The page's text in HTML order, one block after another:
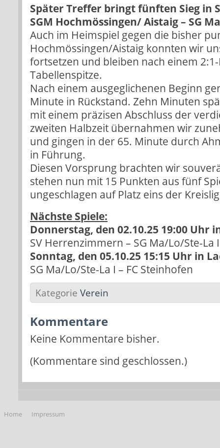
Später Treffer bringt fünften Sieg in
SGM Hochmössingen/ Aistaig – SG
Auch im Heimspiel gegen die bisher
Hochmössingen/Aistaig konnten wir
fortsetzen und bleiben nach einem
Tabellenspitze.
Nach einem ausgeglichenen Beginn
Minute in Rückstand. Zehn Minuten
mit einem präzisen Abschluss der
zweiten Halbzeit übernahmen wir
und gingen in der 65. Minute durch
in Führung.
Diesen Vorsprung brachten wir
stehen nun mit 15 Punkten aus fünf
ungeschlagen auf Platz eins der
Nächste Spiele:
Donnerstag, den 02.10.25 19:00 Uhr
SV Herrenzimmern – SG Ma/Lo/Ste-La
Sonntag, den 05.10.25 15:15 Uhr in
SG Ma/Lo/Ste-La I – FC Steinhofen
Kategorie Verein
Kommentare
Keine Kommentare bisher.
(Kommentare sind geschlossen.)
Home Impressum